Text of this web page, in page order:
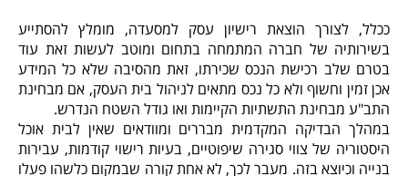
ככלל, לצורך הוצאת רישיון עסק למסעדה, מומלץ להסתייע
בשירותיה של חברה המתמחה בתחום ומוטב לעשות זאת עוד
בטרם שלב רכישת הנכס שכירתו, זאת מהסיבה שלא כל המידע
אכן זמין וחשוף ולא כל נכס מתאים לניהול בית העסק, אם מבחינת
התב"ע מבחינת התשתיות הקיימות ואו גודל השטח הנדרש.
במהלך הבדיקה המקדמית מבררים ומוודאים שאין לבית אוכל
היסטוריה של צווי סגירה שיפוטיים, בעיות רישוי קודמות, עבירות
בנייה וכיוצא בזה. מעבר לכך, לא אחת קורה שבמקום כלשהו פעלו